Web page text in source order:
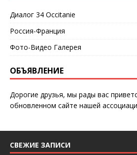
Диалог 34 Occitanie
Россия-Франция
Фото-Видео Галерея
ОБЪЯВЛЕНИЕ
Дорогие друзья, мы рады вас
обновленном сайте нашей
СВЕЖИЕ ЗАПИСИ